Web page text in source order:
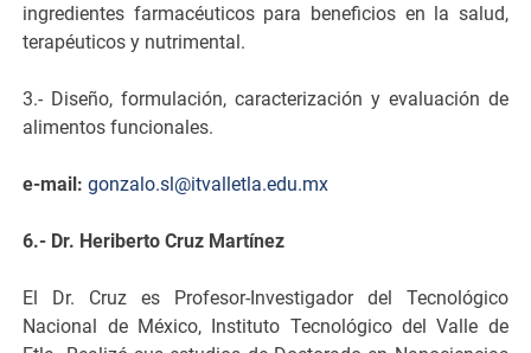
ingredientes farmacéuticos para beneficios en la salud,
terapéuticos y nutrimental.
3.- Diseño, formulación, caracterización y evaluación de
alimentos funcionales.
e-mail:gonzalo.sl@itvalletla.edu.mx
6.- Dr. Heriberto Cruz Martínez
El Dr. Cruz es Profesor-Investigador del Tecnológico
Nacional de México, Instituto Tecnológico del Valle de